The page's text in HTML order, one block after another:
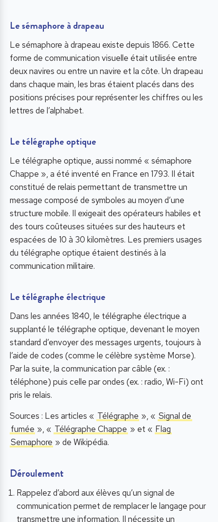
Le sémaphore à drapeau
Le sémaphore à drapeau existe depuis 1866. Cette
forme de communication visuelle était utilisée entre
deux navires ou entre un navire et la côte. Un drapeau
dans chaque main, les bras étaient placés dans des
positions précises pour représenter les chiffres ou les
lettres de l’alphabet.
Le télégraphe optique
Le télégraphe optique, aussi nommé « sémaphore
Chappe », a été inventé en France en 1793. Il était
constitué de relais permettant de transmettre un
message composé de symboles au moyen d’une
structure mobile. Il exigeait des opérateurs habiles et
des tours coûteuses situées sur des hauteurs et
espacées de 10 à 30 kilomètres. Les premiers usages
du télégraphe optique étaient destinés à la
communication militaire.
Le télégraphe électrique
Dans les années 1840, le télégraphe électrique a
supplanté le télégraphe optique, devenant le moyen
standard d’envoyer des messages urgents, toujours à
l’aide de codes (comme le célèbre système Morse).
Par la suite, la communication par câble (ex. :
téléphone) puis celle par ondes (ex. : radio, Wi-Fi) ont
pris le relais.
Sources : Les articles « Télégraphe », « Signal de
fumée », « Télégraphe Chappe » et « Flag
Semaphore » de Wikipédia.
Déroulement
Rappelez d’abord aux élèves qu’un signal de
communication permet de remplacer le langage pour
transmettre une information. Il nécessite un